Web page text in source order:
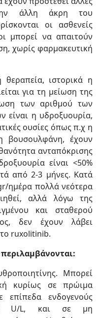
άλλη άκρη του
οι ασθενείς
μπορεί να απαιτούν
χωρίς φαρμακευτική
ιστορικά η
για τη μείωση της
των αριθμού των
είναι η υδροξυουρία,
ουσίες όπως π.χ η
βουσουλφάνη, έχουν
ανταπόκρισης
είναι <50%
από 2-3 μήνες. Κατά
ημέρα πολλά νεότερα
αλλά λόγω της
και σταθερού
δεν έχουν λάβει
το ruxolitinib.
περιλαμβάνονται:
Μπορεί
κυρίως σε πρώιμα
επίπεδα ενδογενούς
U/L, και σε μη